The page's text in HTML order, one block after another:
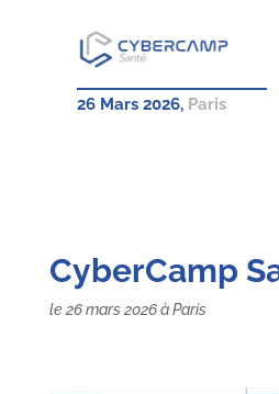
26 Mars 2026, Paris
CyberCamp
le 26 mars 2026 à Paris